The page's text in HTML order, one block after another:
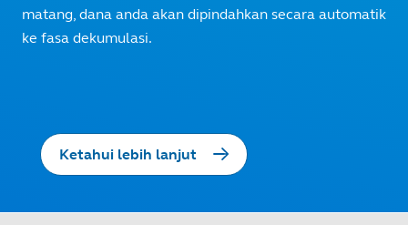
matang, dana anda akan dipindahkan secara automatik
ke fasa dekumulasi.
Ketahui lebih lanjut